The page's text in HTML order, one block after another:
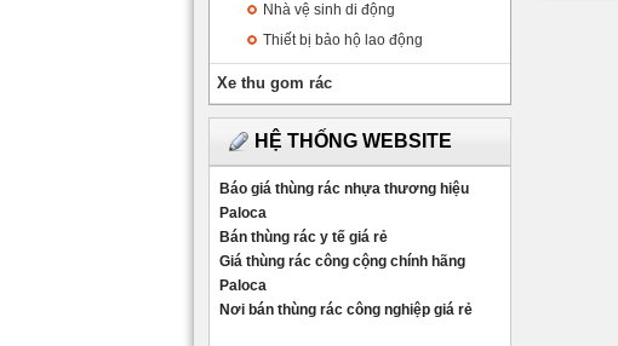
Nhà vệ sinh di động
Thiết bị bảo hộ lao động
Xe thu gom rác
HỆ THỐNG WEBSITE
Báo giá thùng rác nhựa thương hiệu
Paloca
Bán thùng rác y tế giá rẻ
Giá thùng rác công cộng chính hãng
Paloca
Nơi bán thùng rác công nghiệp giá rẻ